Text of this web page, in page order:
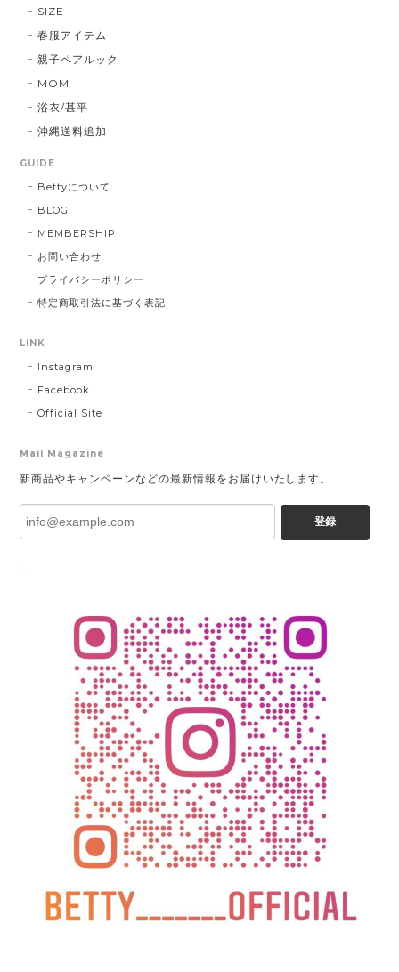
SIZE
春服アイテム
親子ペアルック
MOM
浴衣/甚平
沖縄送料追加
GUIDE
Bettyについて
BLOG
MEMBERSHIP
お問い合わせ
プライバシーポリシー
特定商取引法に基づく表記
LINK
Instagram
Facebook
Official Site
Mail Magazine
新商品やキャンペーンなどの最新情報をお届けいたします。
登録